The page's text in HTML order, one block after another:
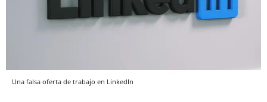
Una falsa oferta de trabajo en LinkedIn